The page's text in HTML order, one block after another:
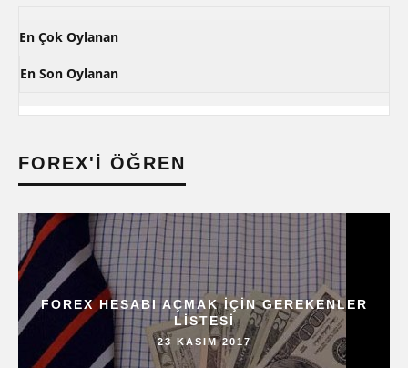
En Çok Oylanan
En Son Oylanan
FOREX'I ÖĞREN
FOREX HESABI AÇMAK IÇIN GEREKENLER
LISTESI
23 KASIM 2017